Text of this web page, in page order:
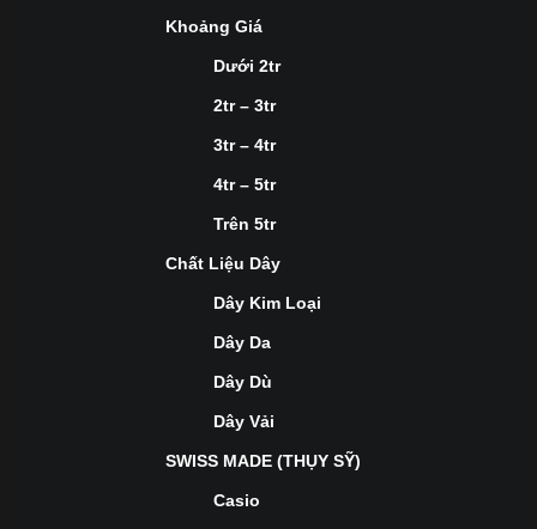
Khoảng Giá
Dưới 2tr
2tr – 3tr
3tr – 4tr
4tr – 5tr
Trên 5tr
Chất Liệu Dây
Dây Kim Loại
Dây Da
Dây Dù
Dây Vải
SWISS MADE (THỤY SỸ)
Casio